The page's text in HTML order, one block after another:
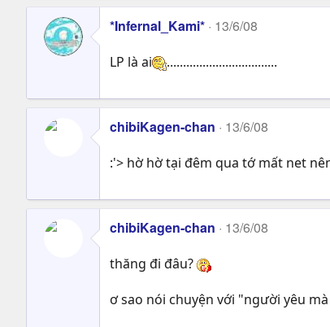
*Infernal_Kami* 13/6/08
LP là ai ..................................
chibiKagen-chan 13/6/08
:'> hờ hờ tại đêm qua tớ mất net
chibiKagen-chan 13/6/08
thăng đi đâu?
ơ sao nói chuyện với "người yêu